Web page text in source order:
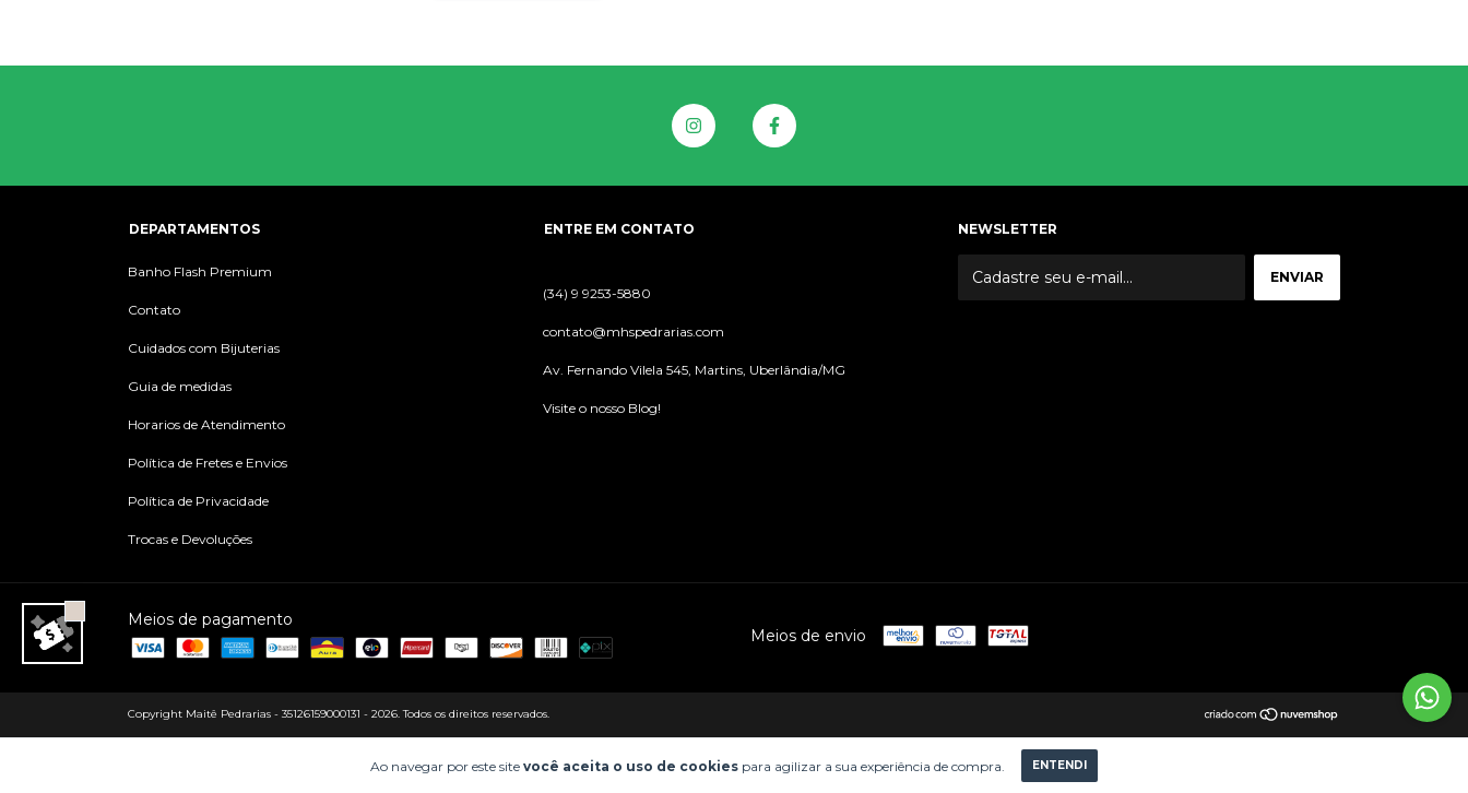
Ao navegar por este site você aceita o uso de cookies para agilizar a sua experiência de compra. ENTENDI
DEPARTAMENTOS
Banho Flash Premium
Contato
Cuidados com Bijuterias
Guia de medidas
Horarios de Atendimento
Política de Fretes e Envios
Política de Privacidade
Trocas e Devoluções
ENTRE EM CONTATO
(34) 9 9253-5880
contato@mhspedrarias.com
Av. Fernando Vilela 545, Martins, Uberlândia/MG
Visite o nosso Blog!
NEWSLETTER
Meios de pagamento
Meios de envio
Copyright Maitê Pedrarias - 35126159000131 - 2026. Todos os direitos reservados.